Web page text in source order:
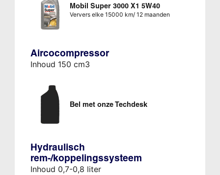
Mobil Super 3000 X1 5W40
Ververs elke 15000 km/ 12 maanden
Aircocompressor
Inhoud 150 cm3
Bel met onze Techdesk
Hydraulisch
rem-/koppelingssysteem
Inhoud 0,7-0,8 liter